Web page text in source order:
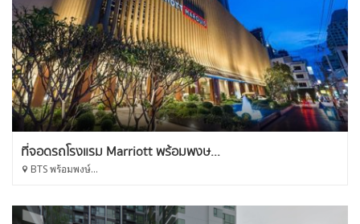
ที่จอดรถโรงแรม Marriott พร้อมพงษ...
BTS พร้อมพงษ์...